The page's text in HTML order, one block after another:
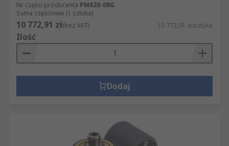
Nr części producenta PM620-08G
Suma częściowa (1 sztuka)
10 772,91 zł(bez VAT) 10 772,91 zł/sztuka
Ilość
Dodaj